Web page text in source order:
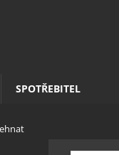
SPOTŘEBITEL